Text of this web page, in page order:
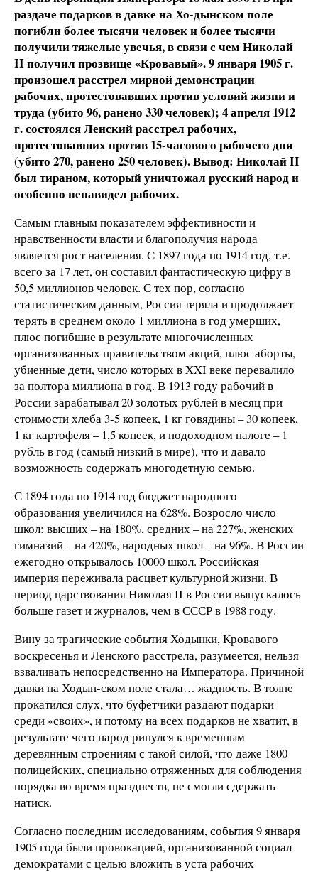
раздаче подарков в давке на Хо-дынском поле
погибли более тысячи человек и более тысячи
получили тяжелые увечья, в связи с чем Николай
II получил прозвище «Кровавый». 9 января 1905 г.
произошел расстрел мирной демонстрации
рабочих, протестовавших против условий жизни и
труда (убито 96, ранено 330 человек); 4 апреля 1912
г. состоялся Ленский расстрел рабочих,
протестовавших против 15-часового рабочего дня
(убито 270, ранено 250 человек). Вывод: Николай II
был тираном, который уничтожал русский народ и
особенно ненавидел рабочих.
Самым главным показателем эффективности и
нравственности власти и благополучия народа
является рост населения. С 1897 года по 1914 год, т.е.
всего за 17 лет, он составил фантастическую цифру в
50,5 миллионов человек. С тех пор, согласно
статистическим данным, Россия теряла и продолжает
терять в среднем около 1 миллиона в год умерших,
плюс погибшие в результате многочисленных
организованных правительством акций, плюс аборты,
убиенные дети, число которых в XXI веке перевалило
за полтора миллиона в год. В 1913 году рабочий в
России зарабатывал 20 золотых рублей в месяц при
стоимости хлеба 3-5 копеек, 1 кг говядины – 30 копеек,
1 кг картофеля – 1,5 копеек, и подоходном налоге – 1
рубль в год (самый низкий в мире), что и давало
возможность содержать многодетную семью.
С 1894 года по 1914 год бюджет народного
образования увеличился на 628%. Возросло число
школ: высших – на 180%, средних – на 227%, женских
гимназий – на 420%, народных школ – на 96%. В России
ежегодно открывалось 10000 школ. Российская
империя переживала расцвет культурной жизни. В
период царствования Николая II в России выпускалось
больше газет и журналов, чем в СССР в 1988 году.
Вину за трагические события Ходынки, Кровавого
воскресенья и Ленского расстрела, разумеется, нельзя
взваливать непосредственно на Императора. Причиной
давки на Ходын-ском поле стала… жадность. В толпе
прокатился слух, что буфетчики раздают подарки
среди «своих», и потому на всех подарков не хватит, в
результате чего народ ринулся к временным
деревянным строениям с такой силой, что даже 1800
полицейских, специально отряженных для соблюдения
порядка во время празднеств, не смогли сдержать
натиск.
Согласно последним исследованиям, события 9 января
1905 года были провокацией, организованной социал-
демократами с целью вложить в уста рабочих